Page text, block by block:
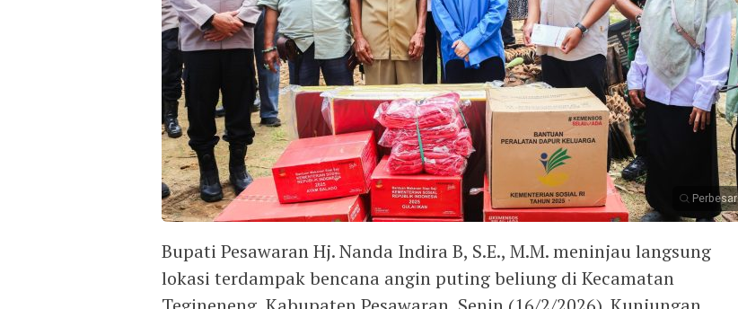
Perbesar
Bupati Pesawaran Hj. Nanda Indira B, S.E., M.M. meninjau langsung
lokasi terdampak bencana angin puting beliung di Kecamatan